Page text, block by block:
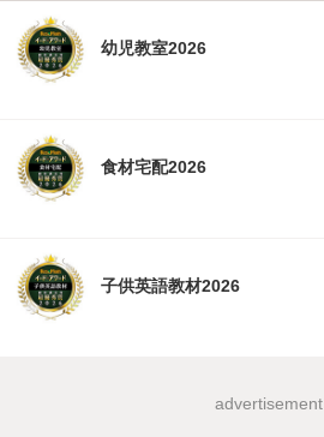
幼児教室2026
食材宅配2026
子供英語教材2026
advertisement